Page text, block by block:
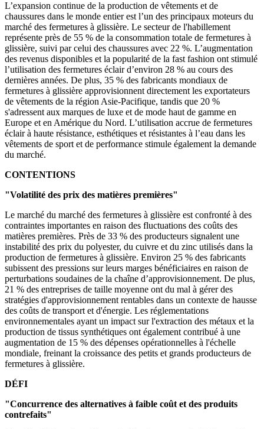
L’expansion continue de la production de vêtements et de
chaussures dans le monde entier est l’un des principaux moteurs du
marché des fermetures à glissière. Le secteur de l'habillement
représente près de 55 % de la consommation totale de fermetures à
glissière, suivi par celui des chaussures avec 22 %. L’augmentation
des revenus disponibles et la popularité de la fast fashion ont stimulé
l’utilisation des fermetures éclair d’environ 28 % au cours des
dernières années. De plus, 35 % des fabricants mondiaux de
fermetures à glissière approvisionnent directement les exportateurs
de vêtements de la région Asie-Pacifique, tandis que 20 %
s'adressent aux marques de luxe et de mode haut de gamme en
Europe et en Amérique du Nord. L’utilisation accrue de fermetures
éclair à haute résistance, esthétiques et résistantes à l’eau dans les
vêtements de sport et de performance stimule également la demande
du marché.
CONTENTIONS
"Volatilité des prix des matières premières"
Le marché du marché des fermetures à glissière est confronté à des
contraintes importantes en raison des fluctuations des coûts des
matières premières. Près de 33 % des producteurs signalent une
instabilité des prix du polyester, du cuivre et du zinc utilisés dans la
production de fermetures à glissière. Environ 25 % des fabricants
subissent des pressions sur leurs marges bénéficiaires en raison de
perturbations soudaines de la chaîne d’approvisionnement. De plus,
21 % des entreprises de taille moyenne ont du mal à gérer des
stratégies d'approvisionnement rentables dans un contexte de hausse
des coûts de transport et d'énergie. Les réglementations
environnementales ayant un impact sur l'extraction des métaux et la
production de tissus synthétiques ont également contribué à une
augmentation de 15 % des dépenses opérationnelles à l'échelle
mondiale, freinant la croissance des petits et grands producteurs de
fermetures à glissière.
DÉFI
"Concurrence des alternatives à faible coût et des produits
contrefaits"